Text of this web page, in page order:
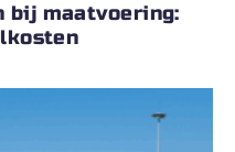
bij maatvoering: